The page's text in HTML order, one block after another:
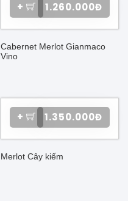
1.260.000Đ
+
Cabernet Merlot Gianmaco
Vino
1.350.000Đ
+
Merlot Cây kiếm